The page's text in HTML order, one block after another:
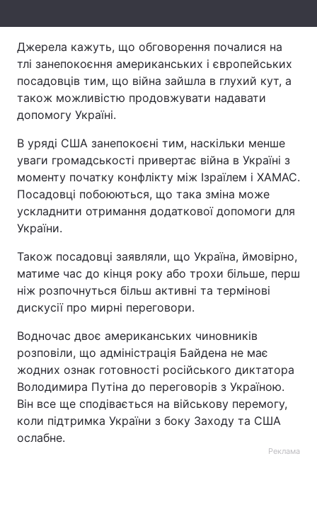
Джерела кажуть, що обговорення почалися на
тлі занепокоєння американських і європейських
посадовців тим, що війна зайшла в глухий кут, а
також можливістю продовжувати надавати
допомогу Україні.
В уряді США занепокоєні тим, наскільки менше
уваги громадськості привертає війна в Україні з
моменту початку конфлікту між Ізраїлем і ХАМАС.
Посадовці побоюються, що така зміна може
ускладнити отримання додаткової допомоги для
України.
Також посадовці заявляли, що Україна, ймовірно,
матиме час до кінця року або трохи більше, перш
ніж розпочнуться більш активні та термінові
дискусії про мирні переговори.
Водночас двоє американських чиновників
розповіли, що адміністрація Байдена не має
жодних ознак готовності російського диктатора
Володимира Путіна до переговорів з Україною.
Він все ще сподівається на військову перемогу,
коли підтримка України з боку Заходу та США
ослабне.
Реклама